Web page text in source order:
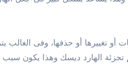
أو تغييرها أو حذفها، وفى الغالب
تجزئة الهارد ديسك وهذا يكون